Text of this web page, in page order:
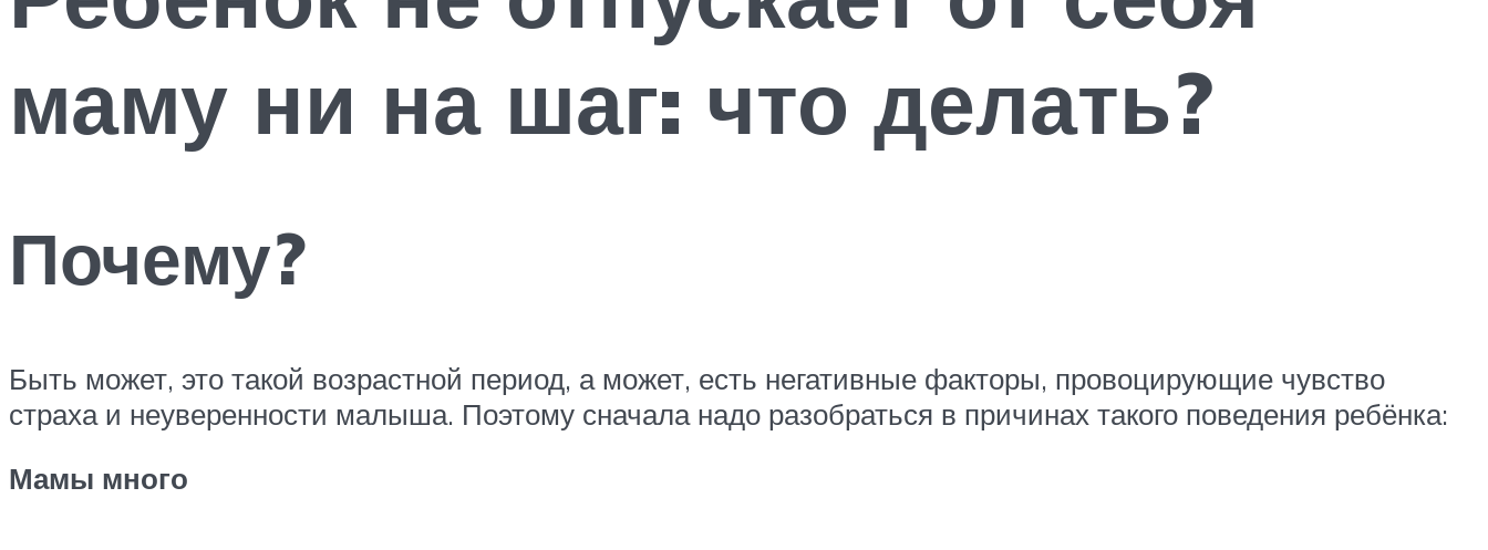
маму ни на шаг: что делать?
Почему?
Быть может, это такой возрастной период, а может, есть негативные факторы, провоцирующие чувство
страха и неуверенности малыша. Поэтому сначала надо разобраться в причинах такого поведения ребёнка:
Мамы много